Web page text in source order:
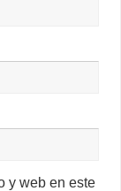
y web en este